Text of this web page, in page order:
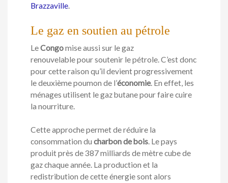
Brazzaville
Le gaz en soutien au pétrole
LeCongomise aussi sur le gaz
renouvelable pour soutenir le pétrole. C’est donc
pour cette raison qu’il devient progressivement
le deuxième poumon de l’économie. En effet, les
ménages utilisent le gaz butane pour faire cuire
la nourriture.
Cette approche permet de réduire la
consommation du charbon de bois. Le pays
produit près de 387 milliards de mètre cube de
gaz chaque année. La production et la
redistribution de cette énergie sont alors